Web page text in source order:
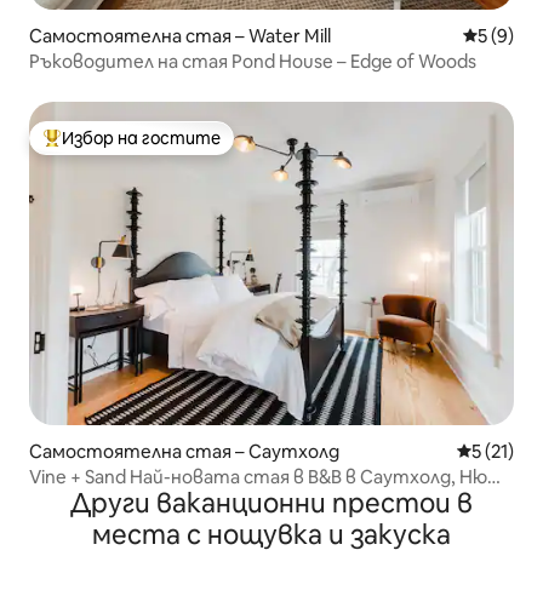
Самостоятелна стая – Water Mill Средна
5 (9)
Ръководител на стая Pond House – Edge of Woods
Най-популярен избор на гостите
Избор на гостите
Самостоятелна стая – Саутхолд Средна
5 (21)
Vine + Sand Най-новата стая в B&B в Саутхолд, Ню
Йорк 3Други ваканционни престои в
места с нощувка и закуска